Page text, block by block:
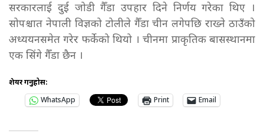
सरकारलाई दुई जोडी गैँडा उपहार दिने निर्णय गरेका थिए ।
सोपश्चात नेपाली विज्ञको टोलीले गैँडा चीन लगेपछि राख्ने ठाउँको
अध्ययनसमेत गरेर फर्केको थियो । चीनमा प्राकृतिक बासस्थानमा
एक सिंगे गैँडा छैन ।
शेयर गर्नुहोस:
WhatsApp
Print Email